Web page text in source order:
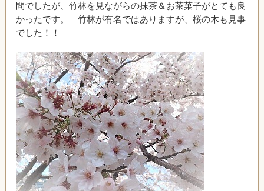
問でしたが、竹林を見ながらの抹茶＆お茶菓子がとても良
かったです。 竹林が有名ではありますが、桜の木も見事
でした！！